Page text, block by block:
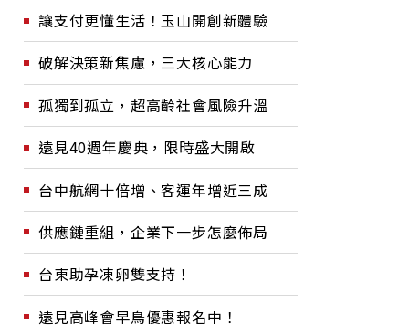
讓支付更懂生活！玉山開創新體驗
破解決策新焦慮，三大核心能力
孤獨到孤立，超高齡社會風險升溫
遠見40週年慶典，限時盛大開啟
台中航網十倍增、客運年增近三成
供應鏈重組，企業下一步怎麼佈局
台東助孕凍卵雙支持！
遠見高峰會早鳥優惠報名中！